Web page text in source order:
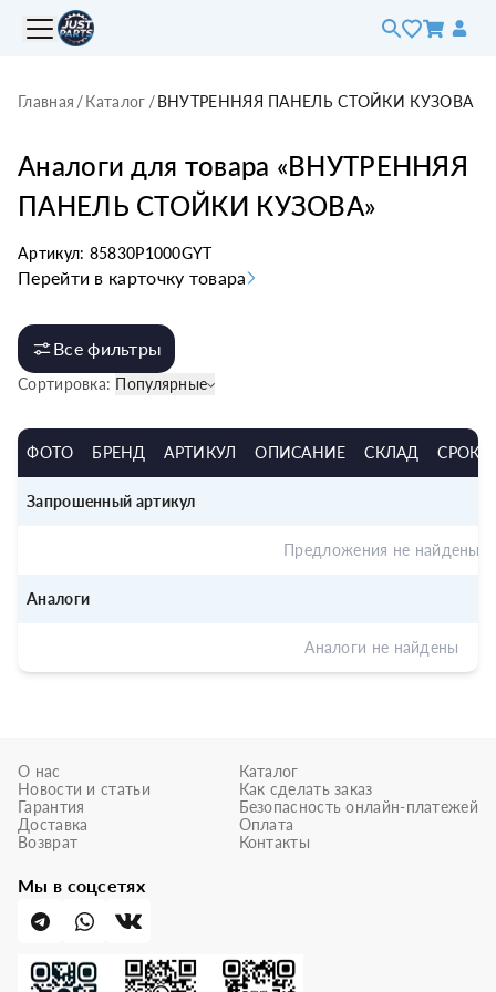
Главная /Каталог /ВНУТРЕННЯЯ ПАНЕЛЬ СТОЙКИ КУЗОВА
Аналоги для товара «ВНУТРЕННЯЯ
ПАНЕЛЬ СТОЙКИ КУЗОВА»
Артикул: 85830P1000GYT
Перейти в карточку товара
Все фильтры
Сортировка: Популярные
ФОТО БРЕНД АРТИКУЛ ОПИСАНИЕ СКЛАД СРОК
Запрошенный артикул
Предложения не найдены
Аналоги
Аналоги не найдены
О нас
Новости и статьи
Гарантия
Доставка
Возврат
Каталог
Как сделать заказ
Безопасность онлайн-платежей
Оплата
Контакты
Мы в соцсетях